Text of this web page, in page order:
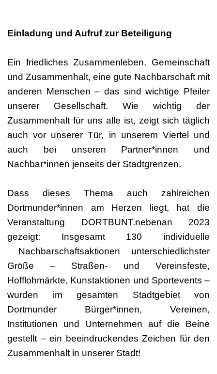
Einladung und Aufruf zur Beteiligung
Ein friedliches Zusammenleben, Gemeinschaft
und Zusammenhalt, eine gute Nachbarschaft mit
anderen Menschen – das sind wichtige Pfeiler
unserer Gesellschaft. Wie wichtig der
Zusammenhalt für uns alle ist, zeigt sich täglich
auch vor unserer Tür, in unserem Viertel und
auch bei unseren Partner*innen und
Nachbar*innen jenseits der Stadtgrenzen.
Dass dieses Thema auch zahlreichen
Dortmunder*innen am Herzen liegt, hat die
Veranstaltung DORTBUNT.nebenan 2023
gezeigt: Insgesamt 130 individuelle
Nachbarschaftsaktionen unterschiedlichster
Größe – Straßen- und Vereinsfeste,
Hofflohmärkte, Kunstaktionen und Sportevents –
wurden im gesamten Stadtgebiet von
Dortmunder Bürger*innen, Vereinen,
Institutionen und Unternehmen auf die Beine
gestellt – ein beeindruckendes Zeichen für den
Zusammenhalt in unserer Stadt!